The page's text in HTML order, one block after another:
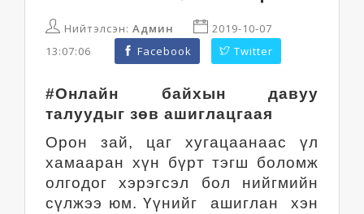
Нийтэлсэн: Админ
2019-10-07
13:07:06
Facebook Twitter
#Онлайн байхын давуу
талуудыг зөв ашиглацгаая
Орон зай, цаг хугацаанаас үл
хамааран хүн бүрт тэгш боломж
олгодог хэрэгсэл бол нийгмийн
сүлжээ юм. Үүнийг ашиглан хэн